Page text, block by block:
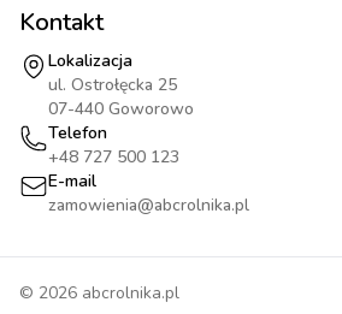
Kontakt
Lokalizacja
ul. Ostrołęcka 25
07-440 Goworowo
Telefon
+48 727 500 123
E-mail
zamowienia@abcrolnika.pl
© 2026 abcrolnika.pl